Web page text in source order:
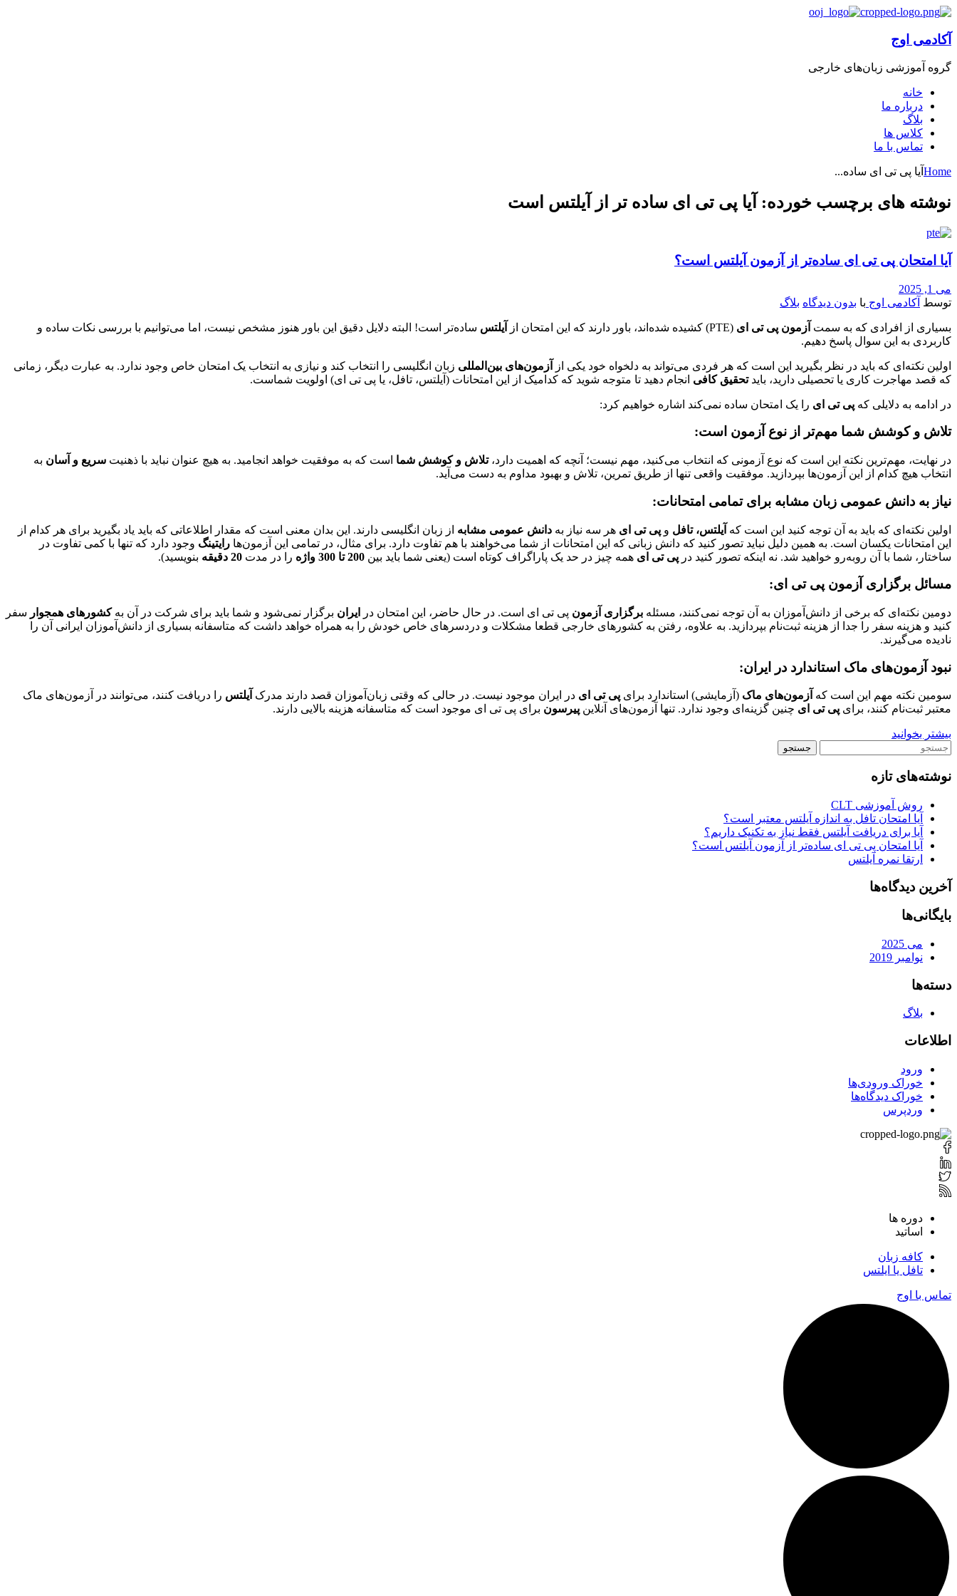
آکادمی اوج
گروه‌ آموزشی زبان‌های خارجی
خانه
درباره ما
بلاگ
کلاس ها
تماس با ما
Home آیا پی تی ای ساده...
نوشته های برچسب خورده: آیا پی تی ای ساده تر از آیلتس است
آیا امتحان پی تی ای ساده‌تر از آزمون آیلتس است؟
می 1, 2025
توسط آکادمی اوج با بدون دیدگاه بلاگ
بسیاری از افرادی که به سمت آزمون پی تی ای (PTE) کشیده شده‌اند، باور دارند که این امتحان از آیلتس ساده‌تر است! البته دلایل دقیق این باور هنوز مشخص نیست، اما می‌توانیم با بررسی نکات ساده و
کاربردی به این سوال پاسخ دهیم.
اولین نکته‌ای که باید در نظر بگیرید این است که هر فردی می‌تواند به دلخواه خود یکی از آزمون‌های بین‌المللی زبان انگلیسی را انتخاب کند و نیازی به انتخاب یک امتحان خاص وجود ندارد. به عبارت دیگر، زمانی
که قصد مهاجرت کاری یا تحصیلی دارید، بایدتحقیق کافی انجام دهید تا متوجه شوید که کدامیک از این امتحانات (آیلتس، تافل، یا پی تی ای) اولویت شماست.
در ادامه به دلایلی که پی تی ای را یک امتحان ساده نمی‌کند اشاره خواهیم کرد:
تلاش و کوشش شما مهم‌تر از نوع آزمون است:
در نهایت، مهم‌ترین نکته این است که نوع آزمونی که انتخاب می‌کنید، مهم نیست؛ آنچه که اهمیت دارد،تلاش و کوشش شما است که به موفقیت خواهد انجامید. به هیچ عنوان نباید با ذهنیت سریع و آسان به
انتخاب هیچ کدام از این آزمون‌ها بپردازید. موفقیت واقعی تنها از طریق تمرین، تلاش و بهبود مداوم به دست می‌آید.
نیاز به دانش عمومی زبان مشابه برای تمامی امتحانات:
اولین نکته‌ای که باید به آن توجه کنید این است که آیلتس، تافل و پی تی ای هر سه نیاز به دانش عمومی مشابه از زبان انگلیسی دارند. این بدان معنی است که مقدار اطلاعاتی که باید یاد بگیرید برای هر کدام از
این امتحانات یکسان است. به همین دلیل نباید تصور کنید که دانش زبانی که این امتحانات از شما می‌خواهند با هم تفاوت دارد. برای مثال، در تمامی این آزمون‌ها رایتینگ وجود دارد که تنها با کمی تفاوت در
ساختار، شما با آن روبه‌رو خواهید شد. نه اینکه تصور کنید در پی تی ای همه چیز در حد یک پاراگراف کوتاه است (یعنی شما باید بین 200 تا 300 واژه را در مدت 20 دقیقه بنویسید).
مسائل برگزاری آزمون پی تی ای:
دومین نکته‌ای که برخی از دانش‌آموزان به آن توجه نمی‌کنند، مسئله برگزاری آزمون پی تی ای است. در حال حاضر، این امتحان در ایران برگزار نمی‌شود و شما باید برای شرکت در آن بهکشورهای همجوار سفر
کنید و هزینه سفر را جدا از هزینه ثبت‌نام بپردازید. به علاوه، رفتن به کشورهای خارجی قطعا مشکلات و دردسرهای خاص خودش را به همراه خواهد داشت که متاسفانه بسیاری از دانش‌آموزان ایرانی آن را
نادیده می‌گیرند.
نبود آزمون‌های ماک استاندارد در ایران:
سومین نکته مهم این است که آزمون‌های ماک (آزمایشی) استاندارد برای پی تی ای در ایران موجود نیست. در حالی که وقتی زبان‌آموزان قصد دارند مدرک آیلتس را دریافت کنند، می‌توانند در آزمون‌های ماک
معتبر ثبت‌نام کنند، برای پی تی ای چنین گزینه‌ای وجود ندارد. تنها آزمون‌های آنلاین پیرسون برای پی تی ای موجود است که متاسفانه هزینه بالایی دارند.
بیشتر بخوانید
نوشته‌های تازه
روش آموزشی CLT
آیا امتحان تافل به اندازه آیلتس معتبر است؟
آیا برای دریافت آیلتس فقط نیاز به تکنیک داریم؟
آیا امتحان پی تی ای ساده‌تر از آزمون آیلتس است؟
ارتقا نمره آیلتس
آخرین دیدگاه‌ها
بایگانی‌ها
می 2025
نوامبر 2019
دسته‌ها
بلاگ
اطلاعات
ورود
خوراک ورودی‌ها
خوراک دیدگاه‌ها
وردپرس
دوره ها
اساتید
کافه زبان
تافل یا ایلتس
تماس با اوج